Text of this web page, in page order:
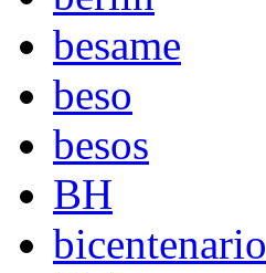
besame
beso
besos
BH
bicentenario